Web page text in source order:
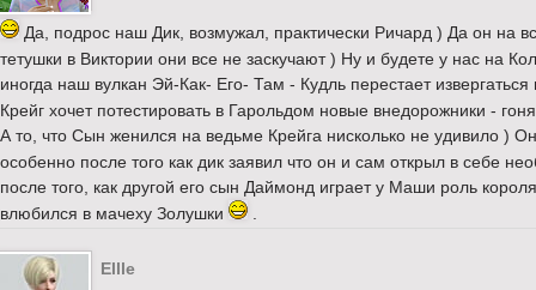
Да, подрос наш Дик, возмужал, практически Ричард ) Да он на
тетушки в Виктории они все не заскучают ) Ну и будете у нас на
иногда наш вулкан Эй-Как- Его- Там - Кудль перестает
Крейг хочет потестировать в Гарольдом новые внедорожники -
А то, что Сын женился на ведьме Крейга нисколько не удивило )
особенно после того как дик заявил что он и сам открыл в себе
после того, как другой его сын Даймонд играет у Маши роль
влюбился в мачеху Золушки
Ellle